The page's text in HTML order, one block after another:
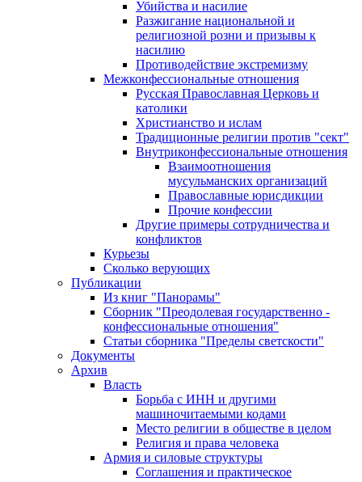
Убийства и насилие
Разжигание национальной и
религиозной розни и призывы к
насилию
Противодействие экстремизму
Межконфессиональные отношения
Русская Православная Церковь и
католики
Христианство и ислам
Традиционные религии против "сект"
Внутриконфессиональные отношения
Взаимоотношения
мусульманских организаций
Православные юрисдикции
Прочие конфессии
Другие примеры сотрудничества и
конфликтов
Курьезы
Сколько верующих
Публикации
Из книг "Панорамы"
Сборник "Преодолевая государственно -
конфессиональные отношения"
Статьи сборника "Пределы светскости"
Документы
Архив
Власть
Борьба с ИНН и другими
машиночитаемыми кодами
Место религии в обществе в целом
Религия и права человека
Армия и силовые структуры
Соглашения и практическое